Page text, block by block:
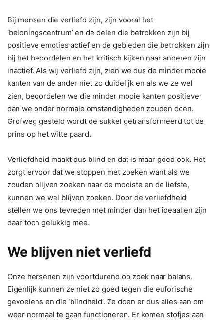
Bij mensen die verliefd zijn, zijn vooral het
‘beloningscentrum’ en de delen die betrokken zijn bij
positieve emoties actief en de gebieden die betrokken zijn
bij het beoordelen en het kritisch kijken naar anderen zijn
inactief. Als wij verliefd zijn, zien we dus de minder mooie
kanten van de ander niet zo duidelijk en als we ze wel
zien, beoordelen we die minder mooie kanten positiever
dan we onder normale omstandigheden zouden doen.
Grofweg gesteld wordt de sukkel getransformeerd tot de
prins op het witte paard.
Verliefdheid maakt dus blind en dat is maar goed ook. Het
zorgt ervoor dat we stoppen met zoeken want als we
zouden blijven zoeken naar de mooiste en de liefste,
kunnen we wel blíjven zoeken. Door de verliefdheid
stellen we ons tevreden met minder dan het ideaal en zijn
daar toch gelukkig mee.
We blijven niet verliefd
Onze hersenen zijn voortdurend op zoek naar balans.
Eigenlijk kunnen ze niet zo goed tegen die euforische
gevoelens en die ‘blindheid’. Ze doen er dus alles aan om
weer normaal te gaan functioneren. Er komen stofjes aan